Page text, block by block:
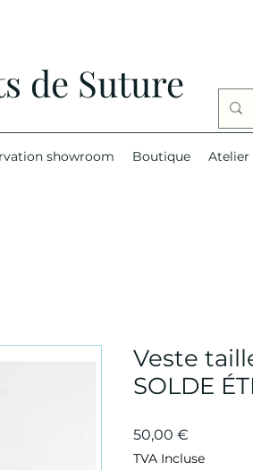
de Suture
showroom Boutique Atelier
Veste
SOLDE
50,00 €
TVA Incluse